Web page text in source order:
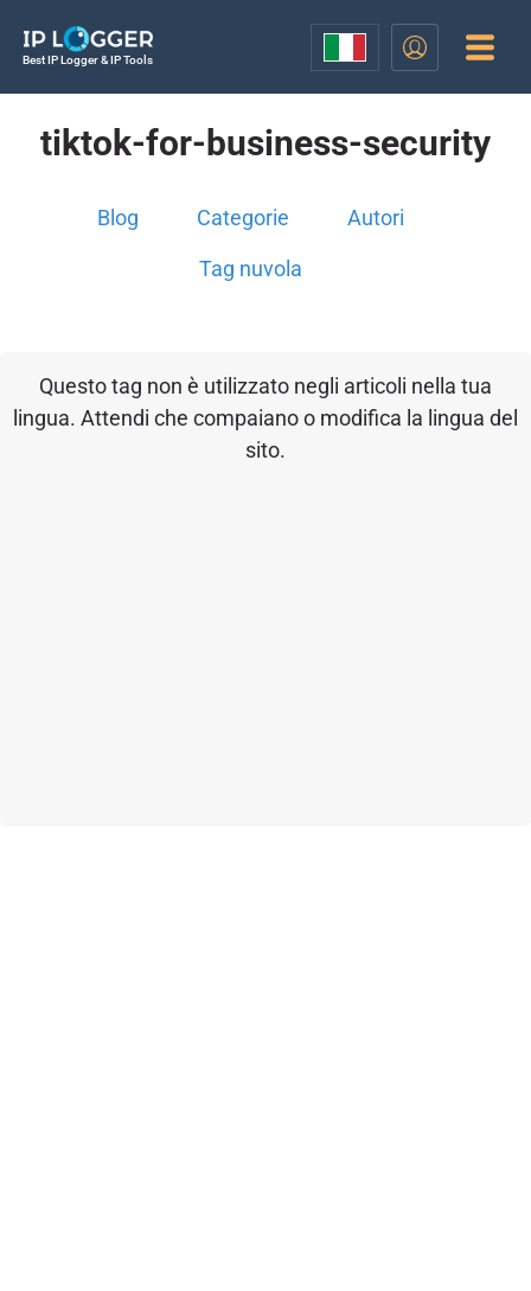
Best IP Logger & IP Tools
tiktok-for-business-security
Blog Categorie Autori
Tag nuvola